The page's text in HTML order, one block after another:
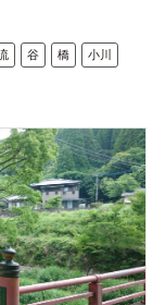
谷 橋 小川